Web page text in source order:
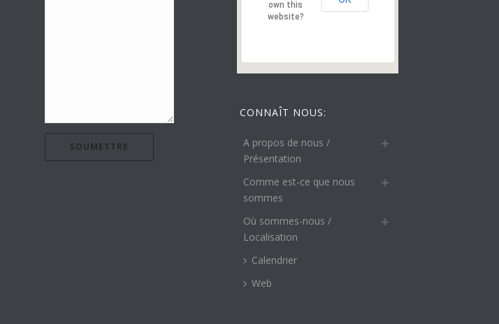
own this
website?
CONNAÎT NOUS:
A propos de nous /
Présentation
Comme est-ce que nous
sommes
Où sommes-nous /
Localisation
Calendrier
Web